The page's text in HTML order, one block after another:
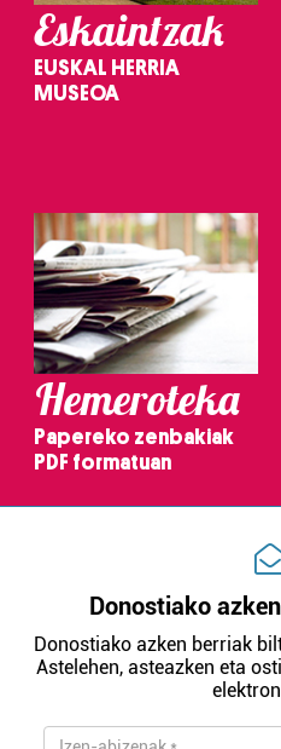
Eskaintzak
EUSKAL HERRIA
MUSEOA
Hemeroteka
Papereko zenbakiak
PDF formatuan
Donostiako
Donostiako azken berriak
Astelehen, asteazken eta